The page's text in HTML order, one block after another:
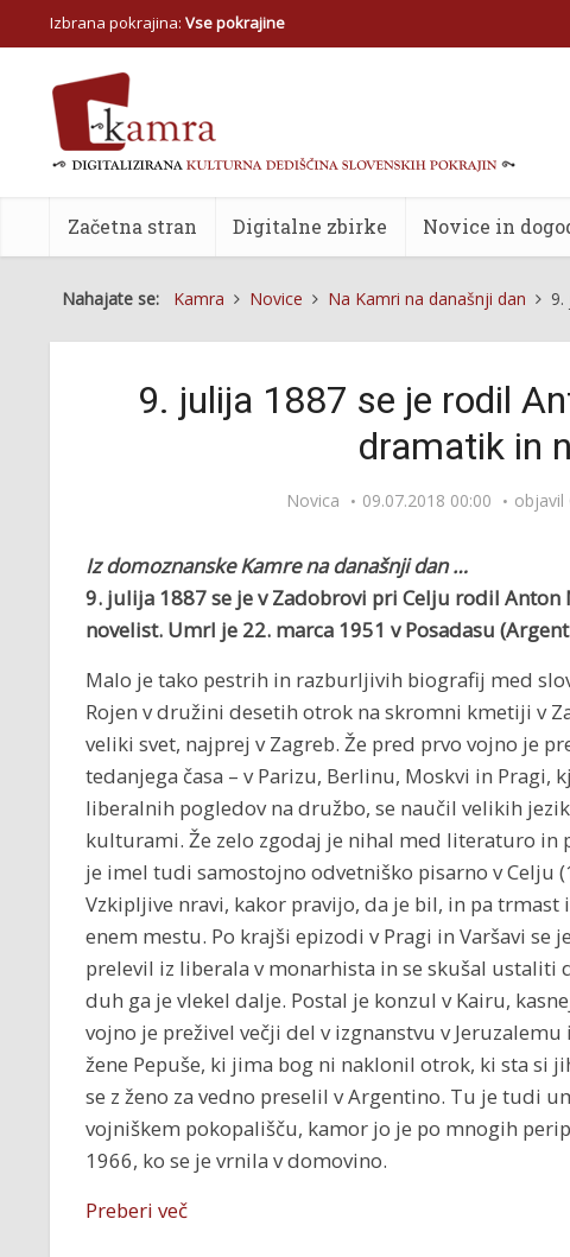
Izbrana pokrajina: Vse pokrajine
Začetna stran Digitalne zbirke Novice in
Nahajate se: Kamra Novice Na Kamri na današnji dan
9. julija 1887 se je rodil
dramatik in
Novica 09.07.2018 00:00 objavil
Iz domoznanske Kamre na današnji dan …
9. julija 1887 se je v Zadobrovi pri Celju rodil Anton
novelist. Umrl je 22. marca 1951 v Posadasu
Malo je tako pestrih in razburljivih biografij med
Rojen v družini desetih otrok na skromni kmetiji v
veliki svet, najprej v Zagreb. Že pred prvo vojno je
tedanjega časa – v Parizu, Berlinu, Moskvi in Pragi,
liberalnih pogledov na družbo, se naučil velikih
kulturami. Že zelo zgodaj je nihal med literaturo
je imel tudi samostojno odvetniško pisarno v Celju
Vzkipljive nravi, kakor pravijo, da je bil, in pa trmast
enem mestu. Po krajši epizodi v Pragi in Varšavi se
prelevil iz liberala v monarhista in se skušal ustaliti
duh ga je vlekel dalje. Postal je konzul v Kairu,
vojno je preživel večji del v izgnanstvu v
žene Pepuše, ki jima bog ni naklonil otrok, ki sta si
se z ženo za vedno preselil v Argentino. Tu je tudi
vojniškem pokopališču, kamor jo je po mnogih
1966, ko se je vrnila v domovino.
Preberi več